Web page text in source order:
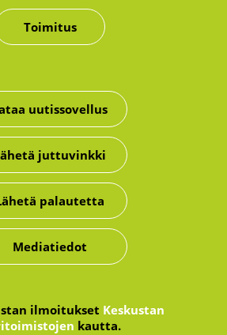
Toimitus
uutissovellus
juttuvinkki
palautetta
Mediatiedot
ilmoitukset Keskustan
kautta.